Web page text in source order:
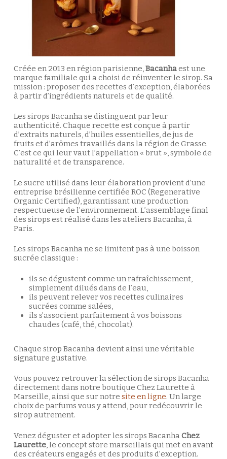
Créée en 2013 en région parisienne,Bacanhaest une
marque familiale qui a choisi de réinventer le sirop. Sa
mission : proposer des recettes d’exception, élaborées
à partir d’ingrédients naturels et de qualité.
Les sirops Bacanha se distinguent par leur
authenticité. Chaque recette est conçue à partir
d’extraits naturels, d’huiles essentielles, de jus de
fruits et d’arômes travaillés dans la région de Grasse.
C’est ce qui leur vaut l’appellation « brut », symbole de
naturalité et de transparence.
Le sucre utilisé dans leur élaboration provient d’une
entreprise brésilienne certifiée ROC (Regenerative
Organic Certified), garantissant une production
respectueuse de l’environnement. L’assemblage final
des sirops est réalisé dans les ateliers Bacanha, à
Paris.
Les sirops Bacanha ne se limitent pas à une boisson
sucrée classique :
ils se dégustent comme un rafraîchissement,
simplement dilués dans de l’eau,
ils peuvent relever vos recettes culinaires
sucrées comme salées,
ils s’associent parfaitement à vos boissons
chaudes (café, thé, chocolat).
Chaque sirop Bacanha devient ainsi une véritable
signature gustative.
Vous pouvez retrouver la sélection de sirops Bacanha
directement dans notre boutique Chez Laurette à
Marseille, ainsi que sur notre site en ligne. Un large
choix de parfums vous y attend, pour redécouvrir le
sirop autrement.
Venez déguster et adopter les sirops BacanhaChez
Laurette, le concept store marseillais qui met en avant
des créateurs engagés et des produits d’exception.